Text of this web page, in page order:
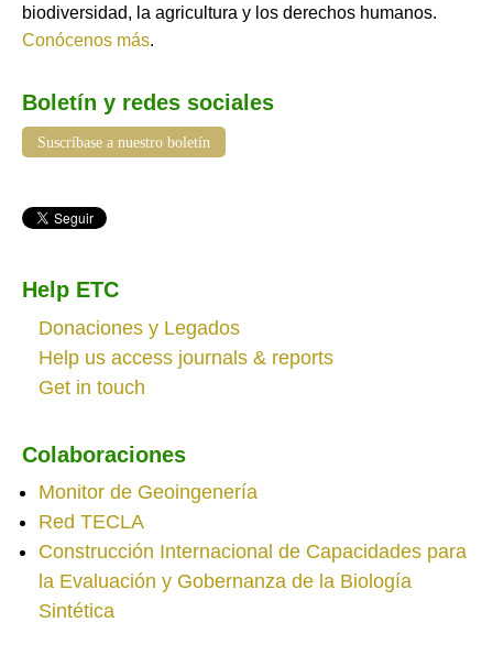
biodiversidad, la agricultura y los derechos humanos.
Conócenos más.
Boletín y redes sociales
Suscríbase a nuestro boletín
Help ETC
Donaciones y Legados
Help us access journals & reports
Get in touch
Colaboraciones
Monitor de Geoingenería
Red TECLA
Construcción Internacional de Capacidades para
la Evaluación y Gobernanza de la Biología
Sintética